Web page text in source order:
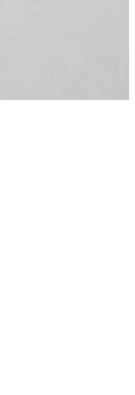
uniques
des
et